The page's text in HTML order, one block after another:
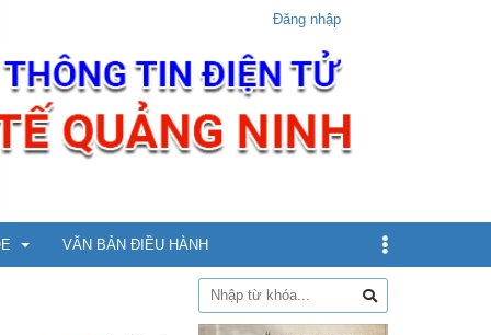
Đăng nhập
VĂN BẢN ĐIỀU HÀNH